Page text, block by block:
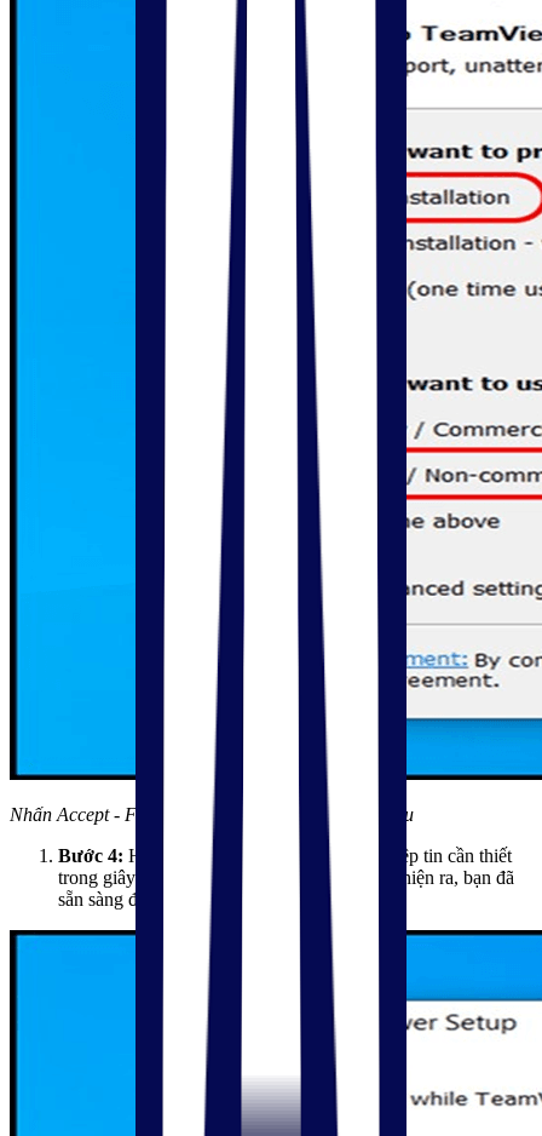
Nhấn Accept - Finish sau khi xác nhận xong yêu cầu
Bước 4: Hệ thống sẽ tự động triển khai các tệp tin cần thiết
trong giây lát. Ngay khi cửa sổ TeamViewer hiện ra, bạn đã
sẵn sàng để kết nối với máy tính khác từ xa